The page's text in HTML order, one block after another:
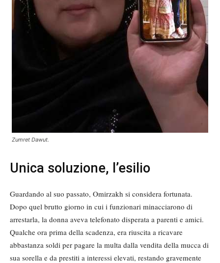
Zumret Dawut.
Unica soluzione, l’esilio
Guardando al suo passato, Omirzakh si considera fortunata.
Dopo quel brutto giorno in cui i funzionari minacciarono di
arrestarla, la donna aveva telefonato disperata a parenti e amici.
Qualche ora prima della scadenza, era riuscita a ricavare
abbastanza soldi per pagare la multa dalla vendita della mucca di
sua sorella e da prestiti a interessi elevati, restando gravemente